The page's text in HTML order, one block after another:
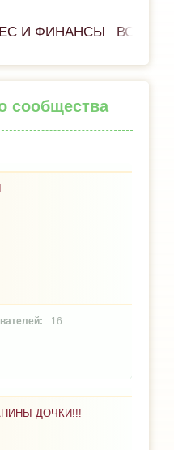
И ФИНАНСЫ ВСЁ
сообщества
16
ДОЧКИ!!!